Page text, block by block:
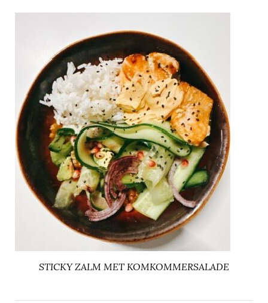
STICKY ZALM MET KOMKOMMERSALADE